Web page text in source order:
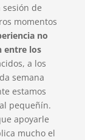
de
momentos
no
entre los
a los
semana
estamos
pequeñín.
apoyarle
mucho el